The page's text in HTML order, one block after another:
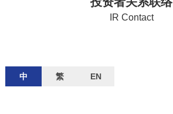
IR Contact
中 繁 EN